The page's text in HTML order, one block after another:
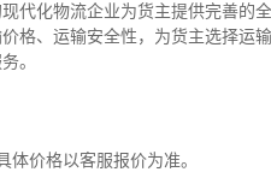
代化物流企业为货主提供完善的
格、运输安全性，为货主选择运
。
价格以客服报价为准。